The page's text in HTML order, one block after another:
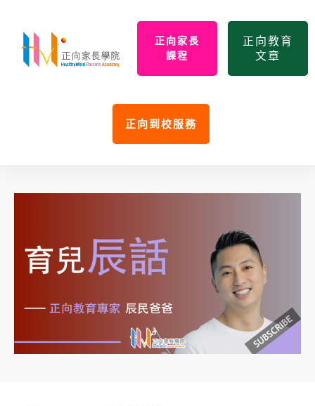
正向家長
課程
正向教育
文章
正向到校服務